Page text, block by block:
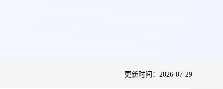
更新时间：2026-07-29